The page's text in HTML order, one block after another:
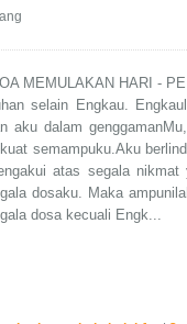
MEMULAKAN HARI -
selain Engkau.
aku dalam
semampuku.Aku
atas segala
dosaku. Maka
dosa kecuali Engk...